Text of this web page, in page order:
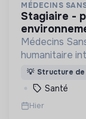
MÉDECINS
stagiaire - projet de santé
Médecins
humanitaire
assistance
est menacée.
💡 Structure de
Santé
Hier